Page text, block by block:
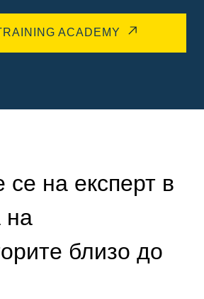
ACADEMY
се на експерт в
на
близо до